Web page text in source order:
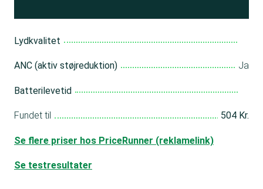
Lydkvalitet
ANC (aktiv støjreduktion) Ja
Batterilevetid
Fundet til 504 Kr.
Se flere priser hos PriceRunner (reklamelink)
Se testresultater